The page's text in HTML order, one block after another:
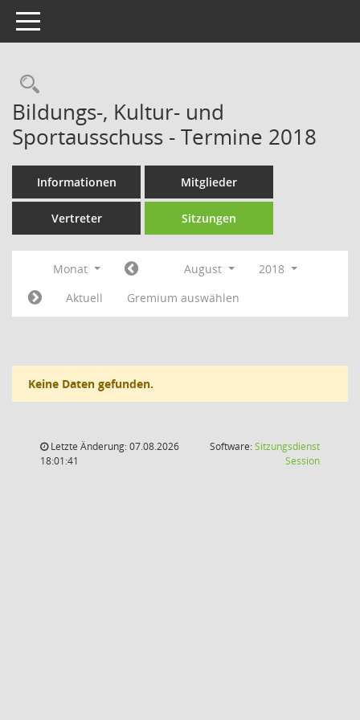
Toggle navigation
Rechercheauswahl
Bildungs-, Kultur- und
Sportausschuss - Termine 2018
Informationen Mitglieder
Vertreter Sitzungen
Monat August
2018
Aktuell
Gremium auswählen
Keine Daten gefunden.
Letzte Änderung: 07.08.2026
18:01:41
Software:Sitzungsdienst
Session(Wird in